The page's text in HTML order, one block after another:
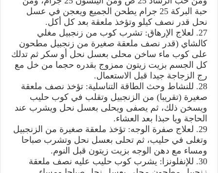
حبة البركة 25 جرام يطحن الجميع ويعجن في عسل
نحل قدر نصف كيلو وتؤخذ ملعقة بعد كل أكل.
27. لعلاج الإرهاق: تشرب كوب من زنجبيل مغلي
كالشاي (قدر نصف ملعقة صغيرة من زنجبيل مطحون
على كوب ماء ساخن محلى بعسل نحل أو سكر ثم تدلك
كل الجسم بزيت زيتون ممزوج بقدره حجما من خل مع
رج الزجاجة جيدا قبل الاستعمال.
28. للنشاط وحث الطاقة التناسلية: تؤخذ نصف ملعقة
صغيرة (تقريبا) من الزنجبيل وتقلب في كوب حليب
ويسخن ذلك، ثم يصفى ويحلى بعسل نحل ويشرب عند
الحاجة ويا حبذا بعد العشاء.
29. لعلاج صفرة الوجه: تؤخذ ملعقة صغيرة من الزنجبيل
وتغلى في حليب، ثم تحلى بعسل نحل وتشرب صباحا
ومساء مع دهن الوجه بزيت زيتون قبل النوم.
30. للإنفلونزا: يشرب كوب حليب عليه نصف ملعقة